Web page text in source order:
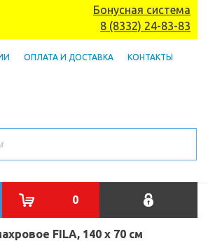
Бонусная система
8 (8332) 24-83-83
ОПЛАТА И ДОСТАВКА КОНТАКТЫ
0
FILA, 140 x 70 см